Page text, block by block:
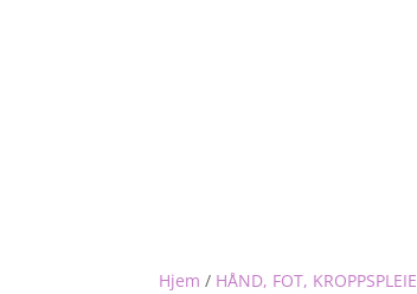
Hjem / HÅND, FOT, KROPPSPLEIE